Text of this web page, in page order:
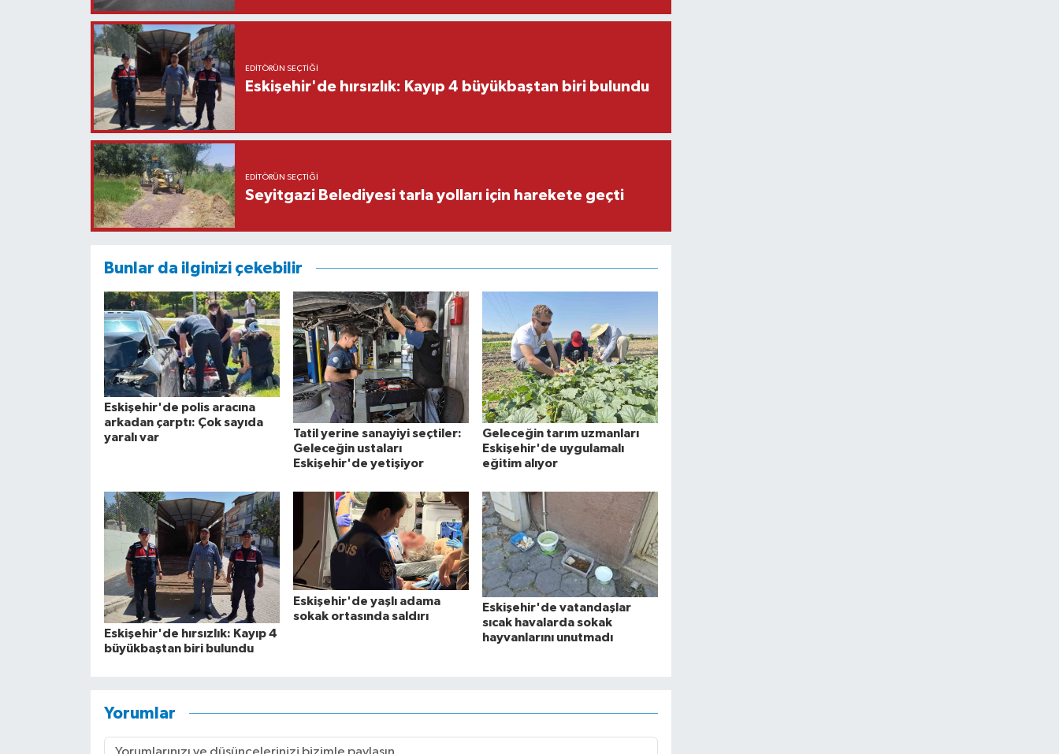
EDITÖRÜN SEÇTIĞI
Eskişehir'de hırsızlık: Kayıp 4 büyükbaştan biri bulundu
EDITÖRÜN SEÇTIĞI
Seyitgazi Belediyesi tarla yolları için harekete geçti
Bunlar da ilginizi çekebilir
Eskişehir'de polis aracına
arkadan çarptı: Çok sayıda
yaralı var
Tatil yerine sanayiyi seçtiler:
Geleceğin ustaları
Eskişehir'de yetişiyor
Geleceğin tarım uzmanları
Eskişehir'de uygulamalı
eğitim alıyor
Eskişehir'de hırsızlık: Kayıp 4
büyükbaştan biri bulundu
Eskişehir'de yaşlı adama
sokak ortasında saldırı
Eskişehir'de vatandaşlar
sıcak havalarda sokak
hayvanlarını unutmadı
Yorumlar